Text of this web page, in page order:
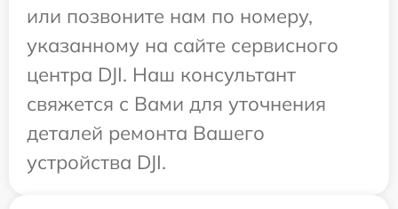
или позвоните нам по номеру,
указанному на сайте сервисного
центра DJI. Наш консультант
свяжется с Вами для уточнения
деталей ремонта Вашего
устройства DJI.